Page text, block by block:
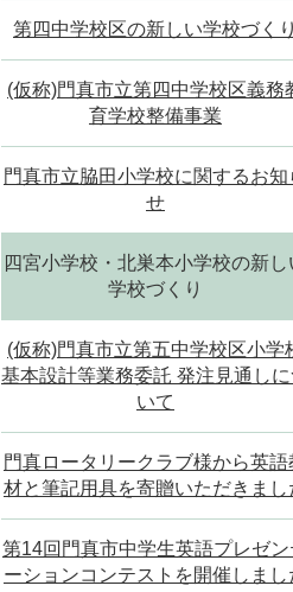
第四中学校区の新しい学校づくり
(仮称)門真市立第四中学校区義務
育学校整備事業
門真市立脇田小学校に関するお知
せ
四宮小学校・北巣本小学校の新し
学校づくり
(仮称)門真市立第五中学校区小学
基本設計等業務委託 発注見通しに
いて
門真ロータリークラブ様から英語
材と筆記用具を寄贈いただきまし
第14回門真市中学生英語プレゼン
ーションコンテストを開催しまし